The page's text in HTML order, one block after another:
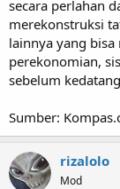
secara perlahan
merekonstruksi
lainnya yang
perekonomian,
sebelum
Sumber:
rizalolo
Mod